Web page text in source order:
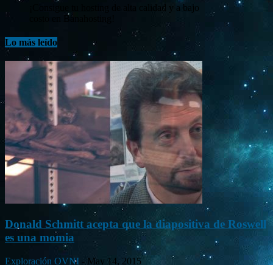
¡Consigue tu hosting de alta calidad y a bajo
costo en Banahosting!
Lo más leído
Donald Schmitt acepta que la diapositiva de Roswell
es una momia
Exploración OVNI - May 14, 2015